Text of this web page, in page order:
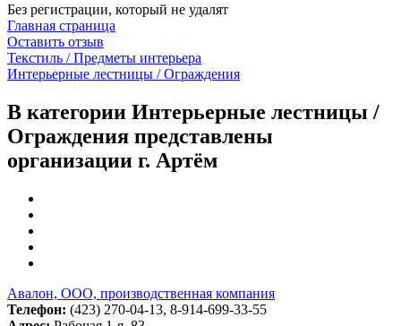
Без регистрации, который не удалят
Главная страница
Оставить отзыв
Текстиль / Предметы интерьера
Интерьерные лестницы / Ограждения
В категории Интерьерные лестницы /
Ограждения представлены
организации г. Артём
Авалон, ООО, производственная компания
Телефон: (423) 270-04-13, 8-914-699-33-55